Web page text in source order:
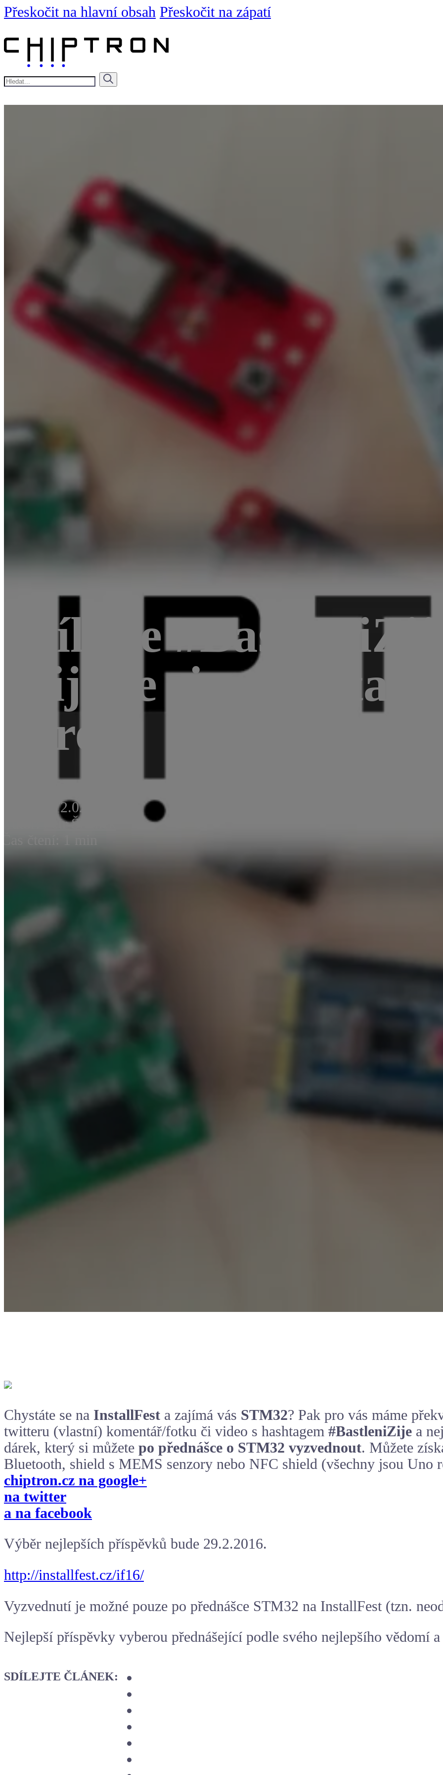
Přeskočit na hlavní obsah Přeskočit na zápatí
Hledat
Sdílejte
přijďte si na
dárek
12.02.2016
Petr Šrámek
Chystáte se na InstallFest a zajímá vás STM32? Pak pro vás máme
twitteru (vlastní) komentář/fotku či video s hashtagem #BastleniZije a
dárek, který si můžete po přednášce o STM32 vyzvednout. Můžete
Bluetooth, shield s MEMS senzory nebo NFC shield (všechny jsou Uno
chiptron.cz na google+
na twitter
a na facebook
Výběr nejlepších příspěvků bude 29.2.2016.
http://installfest.cz/if16/
Vyzvednutí je možné pouze po přednášce STM32 na InstallFest (tzn.
Nejlepší příspěvky vyberou přednášející podle svého nejlepšího vědomí
SDÍLEJTE ČLÁNEK: